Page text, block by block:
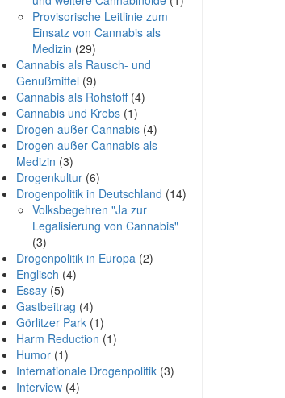
Provisorische Leitlinie zum
Einsatz von Cannabis als
Medizin (29)
Cannabis als Rausch- und
Genußmittel (9)
Cannabis als Rohstoff(4)
Cannabis und Krebs(1)
Drogen außer Cannabis(4)
Drogen außer Cannabis als
Medizin (3)
Drogenkultur(6)
Drogenpolitik in Deutschland (14)
Volksbegehren "Ja zur
Legalisierung von Cannabis"
(3)
Drogenpolitik in Europa(2)
Englisch (4)
Essay(5)
Gastbeitrag (4)
Görlitzer Park(1)
Harm Reduction (1)
Humor(1)
Internationale Drogenpolitik(3)
Interview(4)